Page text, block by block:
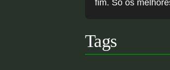
fim. Só os
Tags